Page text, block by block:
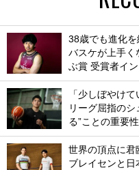
38歳でも進化
バスケが上手く
ぶ賞 受賞者イン
「少しぼやけ
リーグ屈指のシ
る”ことの重要性
世界の頂点に君
ブレイセンと日